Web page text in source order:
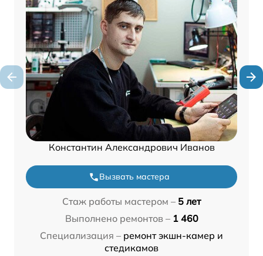
Константин Александрович Иванов
Вызвать мастера
Стаж работы мастером – 5 лет
Выполнено ремонтов – 1 460
Специализация – ремонт экшн-камер и
стедикамов